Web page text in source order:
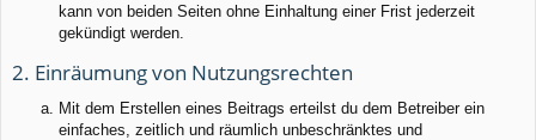
kann von beiden Seiten ohne Einhaltung einer Frist jederzeit
gekündigt werden.
2. Einräumung von Nutzungsrechten
Mit dem Erstellen eines Beitrags erteilst du dem Betreiber ein
einfaches, zeitlich und räumlich unbeschränktes und